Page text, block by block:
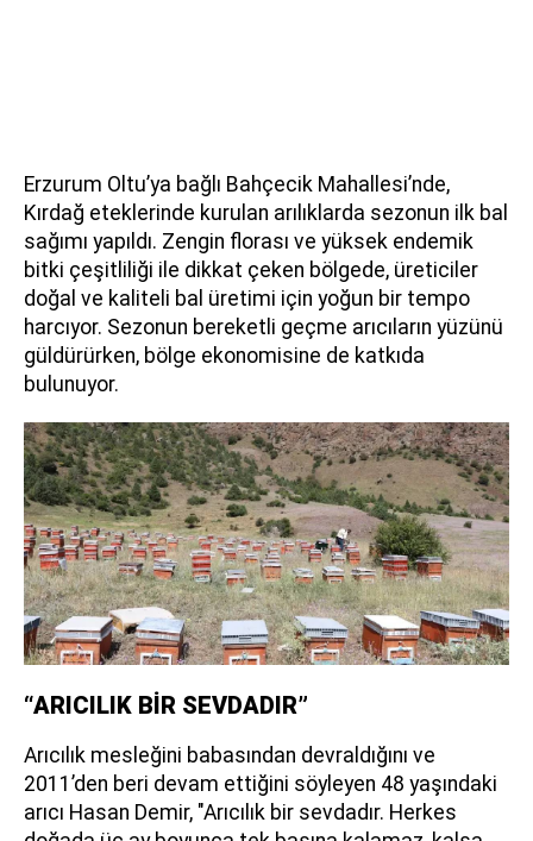
Erzurum Oltu’ya bağlı Bahçecik Mahallesi’nde,
Kırdağ eteklerinde kurulan arılıklarda sezonun ilk bal
sağımı yapıldı. Zengin florası ve yüksek endemik
bitki çeşitliliği ile dikkat çeken bölgede, üreticiler
doğal ve kaliteli bal üretimi için yoğun bir tempo
harcıyor. Sezonun bereketli geçme arıcıların yüzünü
güldürürken, bölge ekonomisine de katkıda
bulunuyor.
“ARICILIK BİR SEVDADIR”
Arıcılık mesleğini babasından devraldığını ve
2011’den beri devam ettiğini söyleyen 48 yaşındaki
arıcı Hasan Demir, "Arıcılık bir sevdadır. Herkes